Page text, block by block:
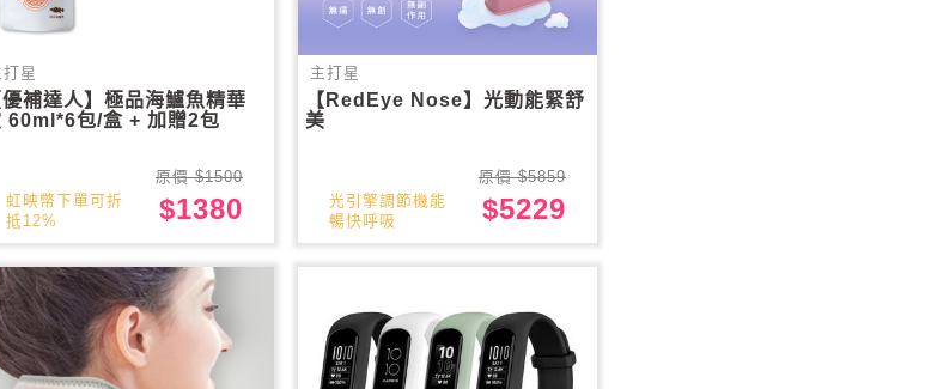
打星
優補達人】極品海鱸魚精華
60ml*6包/盒 + 加贈2包
虹映幣下單可折
抵12%
原價 $1500
$1380
主打星
【RedEye Nose】光動能緊舒
美
光引擎調節機能
暢快呼吸
原價 $5859
$5229